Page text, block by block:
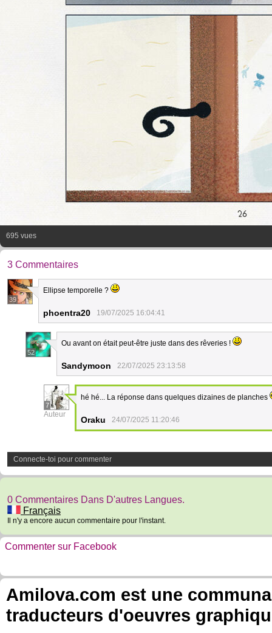
695 vues
3 Commentaires
39
Ellipse temporelle ?
phoentra20 19/07/2025 16:04:41
52
Ou avant on était peut-être juste dans des rêveries !
Sandymoon 22/07/2025 23:13:58
7
Auteur
hé hé... La réponse dans quelques dizaines de planches
Oraku 24/07/2025 11:20:46
Connecte-toi pour commenter
0 Commentaires Dans D'autres Langues.
Français
Il n'y a encore aucun commentaire pour l'instant.
Commenter sur Facebook
Amilova.com est une
traducteurs d'oeuvres